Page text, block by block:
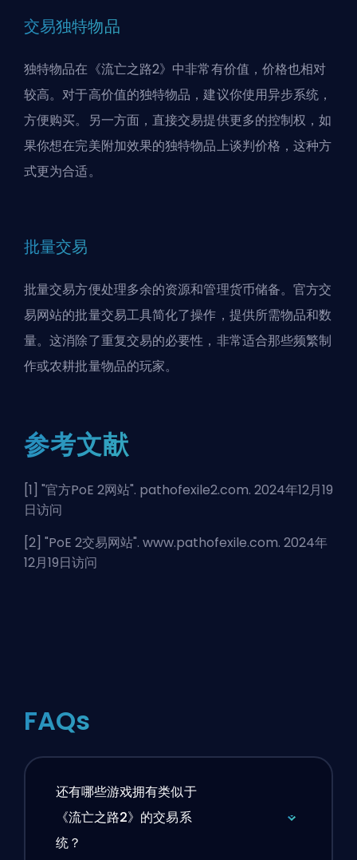
交易独特物品
独特物品在《流亡之路2》中非常有价值，价格也相对
较高。对于高价值的独特物品，建议你使用异步系统，
方便购买。另一方面，直接交易提供更多的控制权，如
果你想在完美附加效果的独特物品上谈判价格，这种方
式更为合适。
批量交易
批量交易方便处理多余的资源和管理货币储备。官方交
易网站的批量交易工具简化了操作，提供所需物品和数
量。这消除了重复交易的必要性，非常适合那些频繁制
作或农耕批量物品的玩家。
参考文献
[1] "官方PoE 2网站". pathofexile2.com. 2024年12月19
日访问
[2] "PoE 2交易网站". www.pathofexile.com. 2024年
12月19日访问
FAQs
还有哪些游戏拥有类似于
《流亡之路2》的交易系
统？